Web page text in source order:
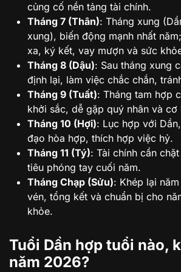
củng cố nền tảng tài chính.
Tháng 7 (Thân): Tháng xung
xung), biến động mạnh nhất
xa, ký kết, vay mượn và sức
Tháng 8 (Dậu): Sau tháng xung
định lại, làm việc chắc chắn,
Tháng 9 (Tuất): Tháng tam hợp
khởi sắc, dễ gặp quý nhân và cơ
Tháng 10 (Hợi): Lục hợp với
đạo hòa hợp, thích hợp việc hỷ.
Tháng 11 (Tý): Tài chính cần
tiêu phóng tay cuối năm.
Tháng Chạp (Sửu): Khép lại
vén, tổng kết và chuẩn bị cho
khỏe.
Tuổi Dần hợp tuổi nào,
năm 2026?